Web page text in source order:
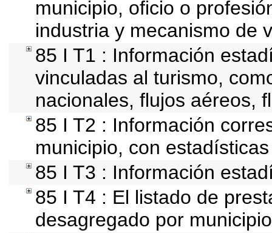
municipio, oficio o
industria y mecanismo de
85 I T1 : Información
vinculadas al turismo,
nacionales, flujos aéreos,
85 I T2 : Información
municipio, con
85 I T3 : Información
85 I T4 : El listado de
desagregado por